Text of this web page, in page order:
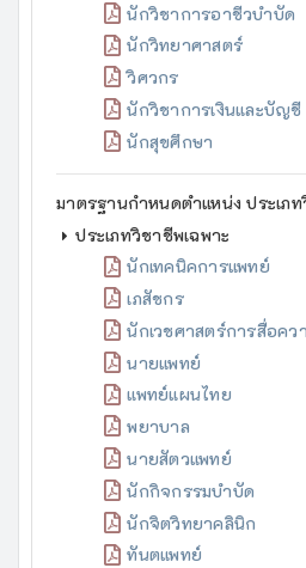
นักวิชาการอาชีวบำบัด
นักวิทยาศาสตร์
วิศวกร
นักวิชาการเงินและบัญชี
นักสุขศึกษา
มาตรฐานกำหนดตำแหน่ง ประเภท
ประเภทวิชาชีพเฉพาะ
นักเทคนิคการแพทย์
เภสัชกร
นักเวชศาสตร์การสื่อคว
นายแพทย์
แพทย์แผนไทย
พยาบาล
นายสัตวแพทย์
นักกิจกรรมบำบัด
นักจิตวิทยาคลินิก
ทันตแพทย์